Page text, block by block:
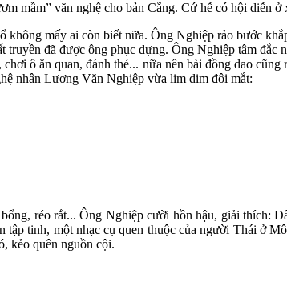
mầm” văn nghệ cho bản Cằng. Cứ hễ có hội diễn
không mấy ai còn biết nữa. Ông Nghiệp rảo bước
đã được ông phục dựng. Ông Nghiệp tâm đắc
ô ăn quan, đánh thẻ... nữa nên bài đồng dao
nhân Lương Văn Nghiệp vừa lim dim đôi mắt:
réo rắt... Ông Nghiệp cười hồn hậu, giải
tập tinh, một nhạc cụ quen thuộc của người Thái ở
kẻo quên nguồn cội.